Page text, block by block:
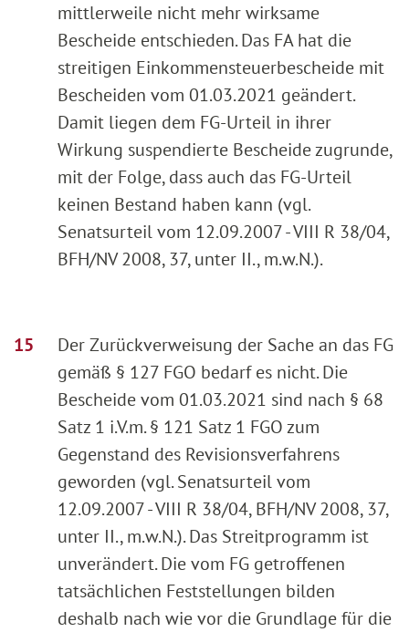
mittlerweile nicht mehr wirksame
Bescheide entschieden. Das FA hat die
streitigen Einkommensteuerbescheide mit
Bescheiden vom 01.03.2021 geändert.
Damit liegen dem FG-Urteil in ihrer
Wirkung suspendierte Bescheide zugrunde,
mit der Folge, dass auch das FG-Urteil
keinen Bestand haben kann (vgl.
Senatsurteil vom 12.09.2007 - VIII R 38/04,
BFH/NV 2008, 37, unter II., m.w.N.).
Der Zurückverweisung der Sache an das FG
gemäß § 127 FGO bedarf es nicht. Die
Bescheide vom 01.03.2021 sind nach § 68
Satz 1 i.V.m. § 121 Satz 1 FGO zum
Gegenstand des Revisionsverfahrens
geworden (vgl. Senatsurteil vom
12.09.2007 - VIII R 38/04, BFH/NV 2008, 37,
unter II., m.w.N.). Das Streitprogramm ist
unverändert. Die vom FG getroffenen
tatsächlichen Feststellungen bilden
deshalb nach wie vor die Grundlage für die